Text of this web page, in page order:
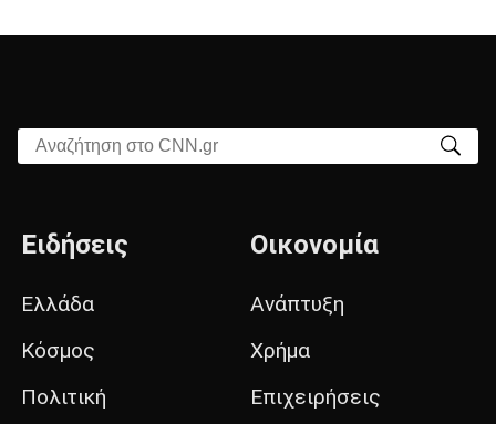
Αναζήτηση στο CNN.gr
Ειδήσεις
Ελλάδα
Κόσμος
Πολιτική
Οικονομία
Ανάπτυξη
Χρήμα
Επιχειρήσεις